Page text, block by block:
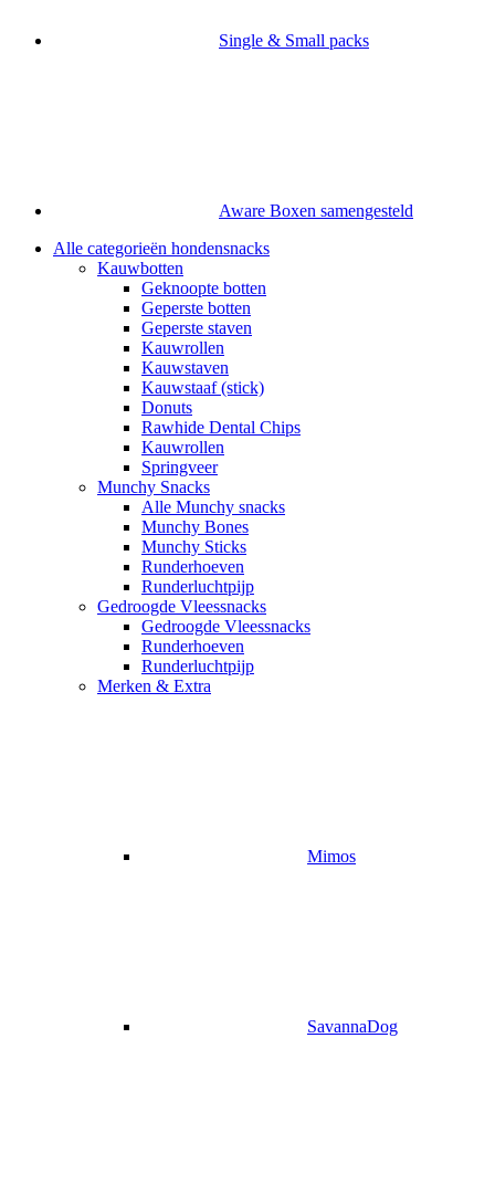
Single & Small packs
Aware Boxen samengesteld
Alle categorieën hondensnacks
Kauwbotten
Geknoopte botten
Geperste botten
Geperste staven
Kauwrollen
Kauwstaven
Kauwstaaf (stick)
Donuts
Rawhide Dental Chips
Kauwrollen
Springveer
Munchy Snacks
Alle Munchy snacks
Munchy Bones
Munchy Sticks
Runderhoeven
Runderluchtpijp
Gedroogde Vleessnacks
Gedroogde Vleessnacks
Runderhoeven
Runderluchtpijp
Merken & Extra
Mimos
SavannaDog